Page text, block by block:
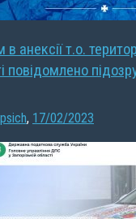
анексії т.о.
повідомлено
, 17/02/2023